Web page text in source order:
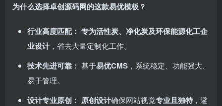
为什么选择卓创源码网的这款易优模板？
行业高度匹配：​ 专为活性炭、净化炭及环保能源化工企
业设计，省去大量定制化工作。
技术先进可靠：​ 基于易优CMS ，系统稳定、功能强大、
易于管理。
设计专业原创：​ 原创设计确保网站视觉专业且独特，避